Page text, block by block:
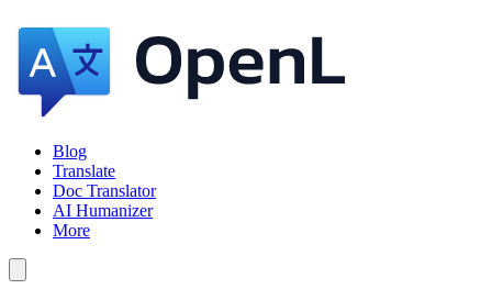
Blog
Translate
Doc Translator
AI Humanizer
More